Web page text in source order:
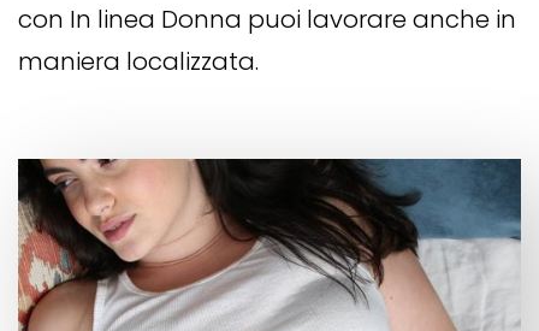
con In linea Donna puoi lavorare anche in
maniera localizzata.